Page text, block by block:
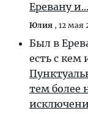
Еревану и...
Юлия , 12 мая
Был в
есть с кем
тем более